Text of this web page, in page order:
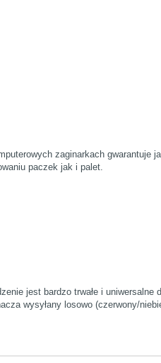
zaginarkach gwarantuje
paczek jak i palet.
jest bardzo trwałe i uniwersalne
wysyłany losowo (czerwony/